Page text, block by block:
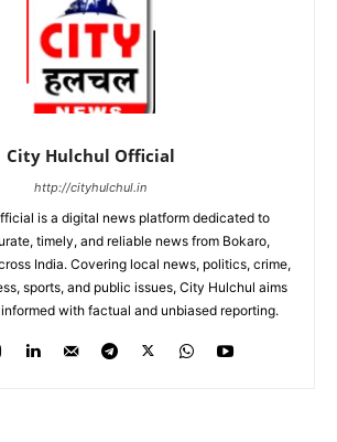
City Hulchul Official
http://cityhulchul.in
is a digital news platform dedicated to
timely, and reliable news from Bokaro,
India. Covering local news, politics, crime,
sports, and public issues, City Hulchul aims
with factual and unbiased reporting.